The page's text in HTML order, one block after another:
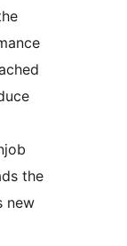
the
new